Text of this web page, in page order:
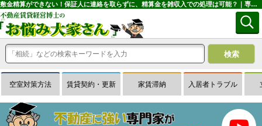
敷金精算ができない！保証人に連絡を取らずに、精算金を雑収入での処理は可能？｜専門家に無料相談できる賃貸経営Ｑ＆Ａサイトはお悩み大家さん
空室対策方法 賃貸契約・更新 家賃滞納 入居者トラブル